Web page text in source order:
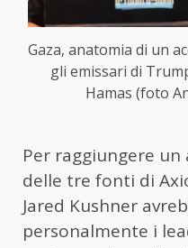
Gaza, anatomia di un
gli emissari di
Hamas (foto
Per raggiungere un
delle tre fonti di
Jared Kushner
personalmente i